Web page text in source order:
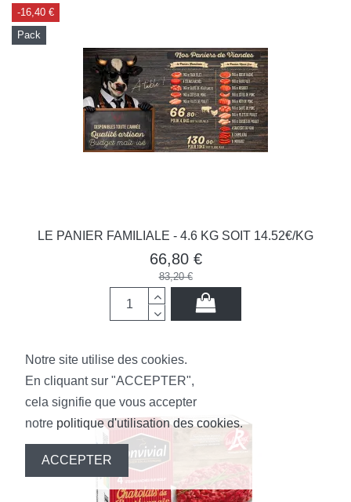
-16,40 €
Pack
LE PANIER FAMILIALE - 4.6 KG SOIT 14.52€/KG
66,80 €
83,20 €
Notre site utilise des cookies.
En cliquant sur "ACCEPTER",
cela signifie que vous accepter
notre politique d'utilisation des cookies.
ACCEPTER